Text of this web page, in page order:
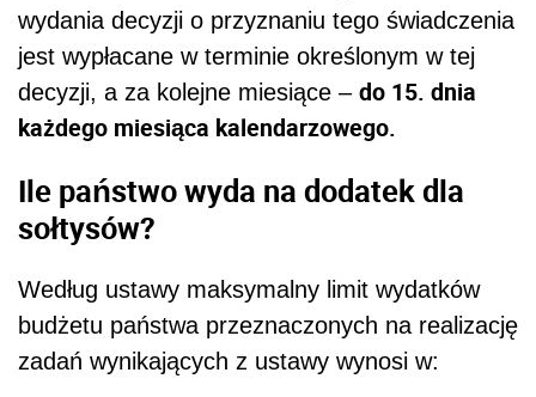
wydania decyzji o przyznaniu tego świadczenia
jest wypłacane w terminie określonym w tej
decyzji, a za kolejne miesiące – do 15. dnia
każdego miesiąca kalendarzowego.
Ile państwo wyda na dodatek dla
sołtysów?
Według ustawy maksymalny limit wydatków
budżetu państwa przeznaczonych na realizację
zadań wynikających z ustawy wynosi w: